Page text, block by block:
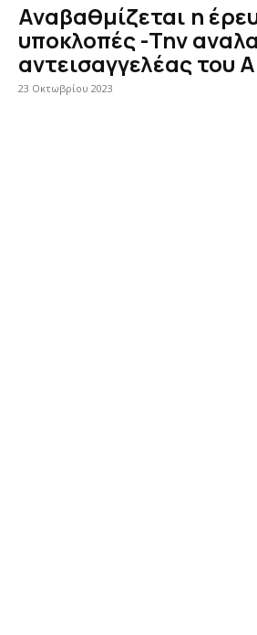
Αναβαθμίζεται η
υποκλοπές -Την
αντεισαγγελέας του
23 Οκτωβρίου 2023